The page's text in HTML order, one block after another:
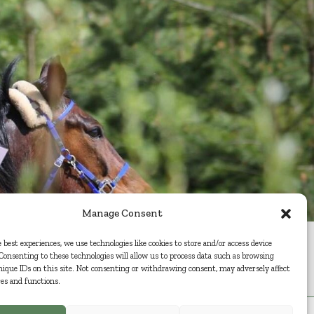
Manage Consent
experiences, we use technologies like cookies to store and/or access device
to these technologies will allow us to process data such as browsing
IDs on this site. Not consenting or withdrawing consent, may adversely affect
and functions.
© 2026 Tõrvahavva